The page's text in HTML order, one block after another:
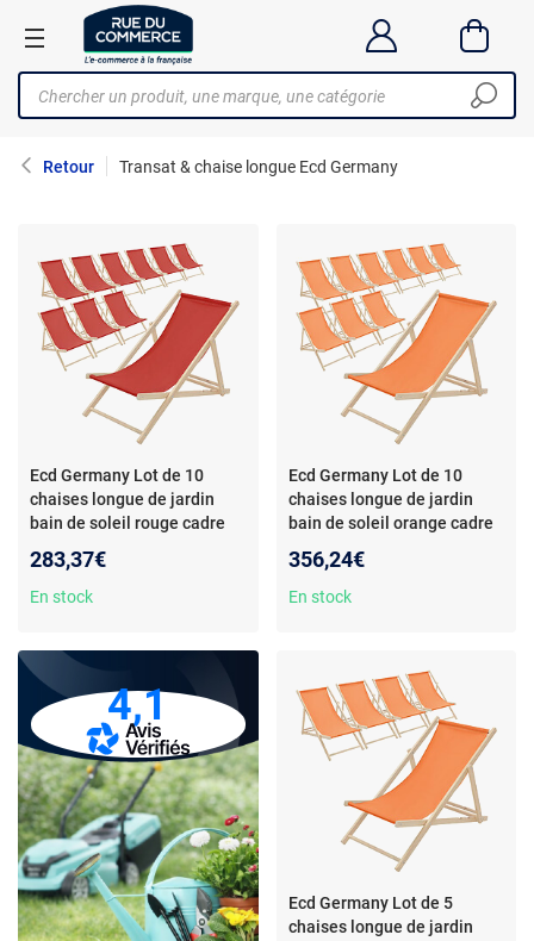
Retour Transat & chaise longue Ecd Germany
Ecd Germany Lot de 10
chaises longue de jardin
bain de soleil rouge cadre
283,37€
En stock
Ecd Germany Lot de 10
chaises longue de jardin
bain de soleil orange cadre
356,24€
En stock
4,1
Ecd Germany Lot de 5
chaises longue de jardin